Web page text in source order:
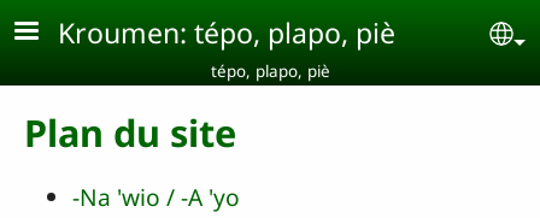
Aller au contenu principal
Kroumen: tépo, plapo, piè
tépo, plapo, piè
Plan du site
‑Na 'wio / ‑A 'yo